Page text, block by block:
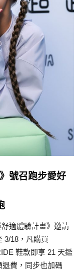
號召跑步愛好
適體驗計畫》邀請
3/18，凡購買
鞋款即享 21 天鑑
費，同步也加碼